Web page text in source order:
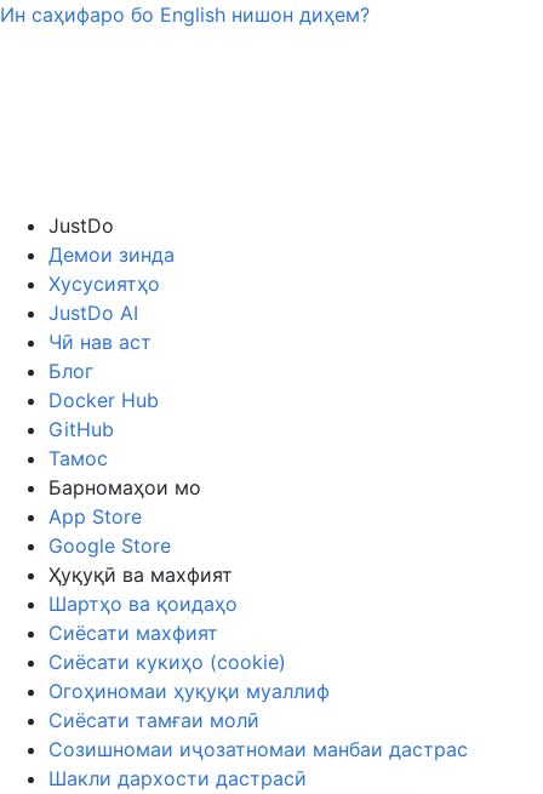
Ин саҳифаро бо English нишон диҳем?
JustDo
Демои зинда
Хусусиятҳо
JustDo AI
Чӣ нав аст
Блог
Docker Hub
GitHub
Тамос
Барномаҳои мо
App Store
Google Store
Ҳуқуқӣ ва махфият
Шартҳо ва қоидаҳо
Сиёсати махфият
Сиёсати кукиҳо (cookie)
Огоҳиномаи ҳуқуқи муаллиф
Сиёсати тамғаи молӣ
Созишномаи иҷозатномаи манбаи дастрас
Шакли дархости дастрасӣ